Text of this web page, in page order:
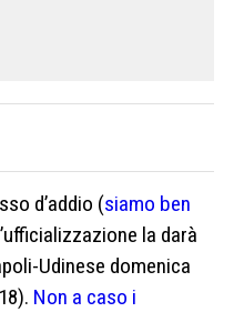
d’addio (siamo ben
la darà
Udinese domenica
Non a caso i